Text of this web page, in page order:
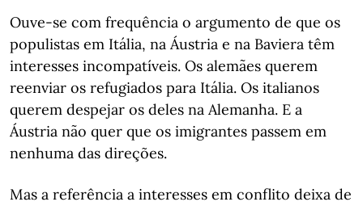
Ouve-se com frequência o argumento de que os
populistas em Itália, na Áustria e na Baviera têm
interesses incompatíveis. Os alemães querem
reenviar os refugiados para Itália. Os italianos
querem despejar os deles na Alemanha. E a
Áustria não quer que os imigrantes passem em
nenhuma das direções.
Mas a referência a interesses em conflito deixa de